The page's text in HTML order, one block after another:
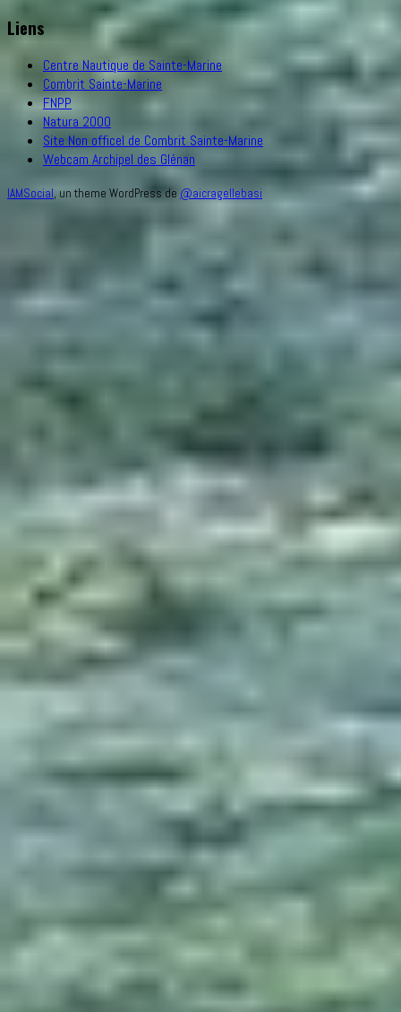
Liens
Centre Nautique de Sainte-Marine
Combrit Sainte-Marine
FNPP
Natura 2000
Site Non officel de Combrit Sainte-Marine
Webcam Archipel des Glénan
IAMSocial, un theme WordPress de @aicragellebasi